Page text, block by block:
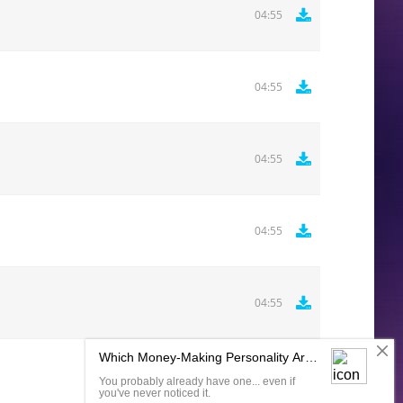
04:55
04:55
04:55
04:55
04:55
Комментировать